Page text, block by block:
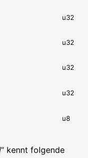
u32
u32
u32
u32
u8
“ kennt folgende